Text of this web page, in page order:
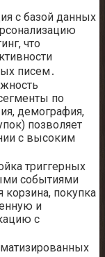
с базой данных
что
писем․
по
демография,
позволяет
с высоким
триггерных
событиями
корзина, покупка
и
с